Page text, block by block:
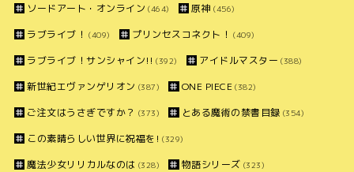
ソードアート・オンライン (464) 原神 (456)
ラブライブ！ (409) プリンセスコネクト！ (409)
ラブライブ！サンシャイン!! (392) アイドルマスター (388)
新世紀エヴァンゲリオン (387) ONE PIECE (382)
ご注文はうさぎですか？ (373) とある魔術の禁書目録 (354)
この素晴らしい世界に祝福を! (329)
魔法少女リリカルなのは (328) 物語シリーズ (323)